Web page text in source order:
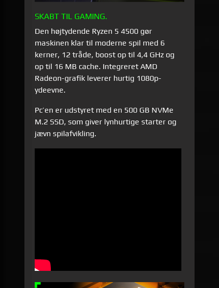
SKABT TIL GAMING.
Den højtydende Ryzen 5 4500 gør
maskinen klar til moderne spil med 6
kerner, 12 tråde, boost op til 4,4 GHz og
op til 16 MB cache. Integreret AMD
Radeon-grafik leverer hurtig 1080p-
ydeevne.
Pc’en er udstyret med en 500 GB NVMe
M.2 SSD, som giver lynhurtige starter og
jævn spilafvikling.